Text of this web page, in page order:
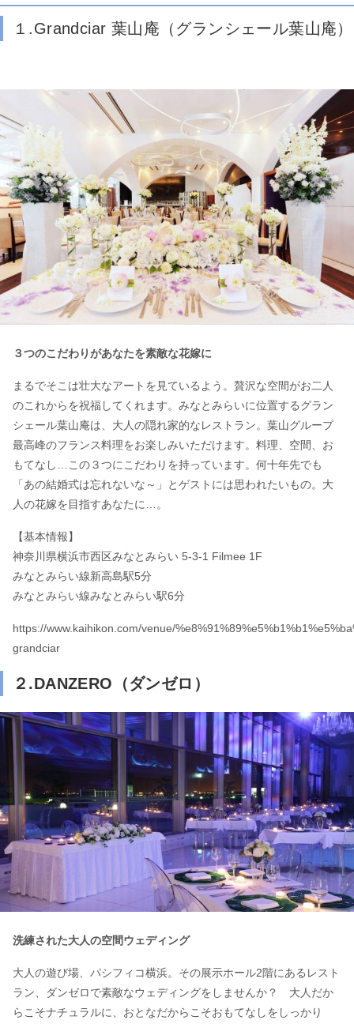
１.Grandciar 葉山庵（グランシェール葉山庵）
３つのこだわりがあなたを素敵な花嫁に
まるでそこは壮大なアートを見ているよう。贅沢な空間がお二人
のこれからを祝福してくれます。みなとみらいに位置するグラン
シェール葉山庵は、大人の隠れ家的なレストラン。葉山グループ
最高峰のフランス料理をお楽しみいただけます。料理、空間、お
もてなし…この３つにこだわりを持っています。何十年先でも
「あの結婚式は忘れないな～」とゲストには思われたいもの。大
人の花嫁を目指すあなたに…。
【基本情報】
神奈川県横浜市西区みなとみらい 5-3-1 Filmee 1F
みなとみらい線新高島駅5分
みなとみらい線みなとみらい駅6分
https://www.kaihikon.com/venue/
grandciar
２.DANZERO（ダンゼロ）
洗練された大人の空間ウェディング
大人の遊び場、パシフィコ横浜。その展示ホール2階にあるレスト
ラン、ダンゼロで素敵なウェディングをしませんか？ 大人だか
らこそナチュラルに、おとなだからこそおもてなしをしっかり